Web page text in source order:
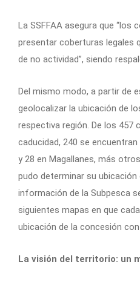
La SSFFAA asegura que “los
presentar coberturas legales
de no actividad”, siendo
Del mismo modo, a partir de
geolocalizar la ubicación de
respectiva región. De los 457
caducidad, 240 se
y 28 en Magallanes, más
pudo determinar su ubicación
información de la Subpesca
siguientes mapas en que
ubicación de la concesión
La visión del territorio: un